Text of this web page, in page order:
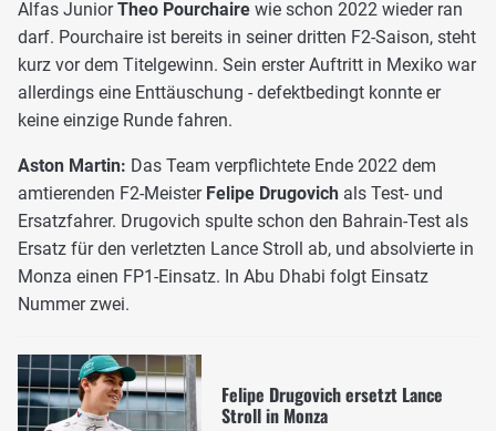
Alfas JuniorTheo Pourchaire wie schon 2022 wieder ran
darf. Pourchaire ist bereits in seiner dritten F2-Saison, steht
kurz vor dem Titelgewinn. Sein erster Auftritt in Mexiko war
allerdings eine Enttäuschung - defektbedingt konnte er
keine einzige Runde fahren.
Aston Martin: Das Team verpflichtete Ende 2022 dem
amtierenden F2-Meister Felipe Drugovich als Test- und
Ersatzfahrer. Drugovich spulte schon den Bahrain-Test als
Ersatz für den verletzten Lance Stroll ab, und absolvierte in
Monza einen FP1-Einsatz. In Abu Dhabi folgt Einsatz
Nummer zwei.
Felipe Drugovich ersetzt Lance
Stroll in Monza